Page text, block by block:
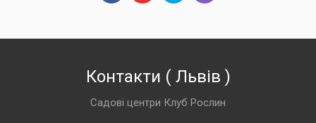
Контакти ( Львів )
Садові центри Клуб Рослин